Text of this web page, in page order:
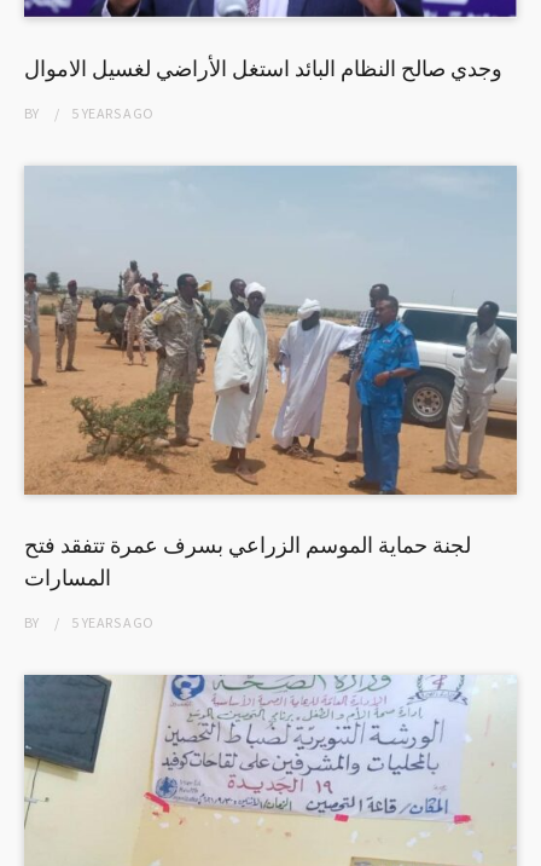
وجدي صالح النظام البائد استغل الأراضي لغسيل الاموال
BY 5 YEARSAGO
لجنة حماية الموسم الزراعي بسرف عمرة تتفقد فتح
المسارات
BY 5 YEARSAGO